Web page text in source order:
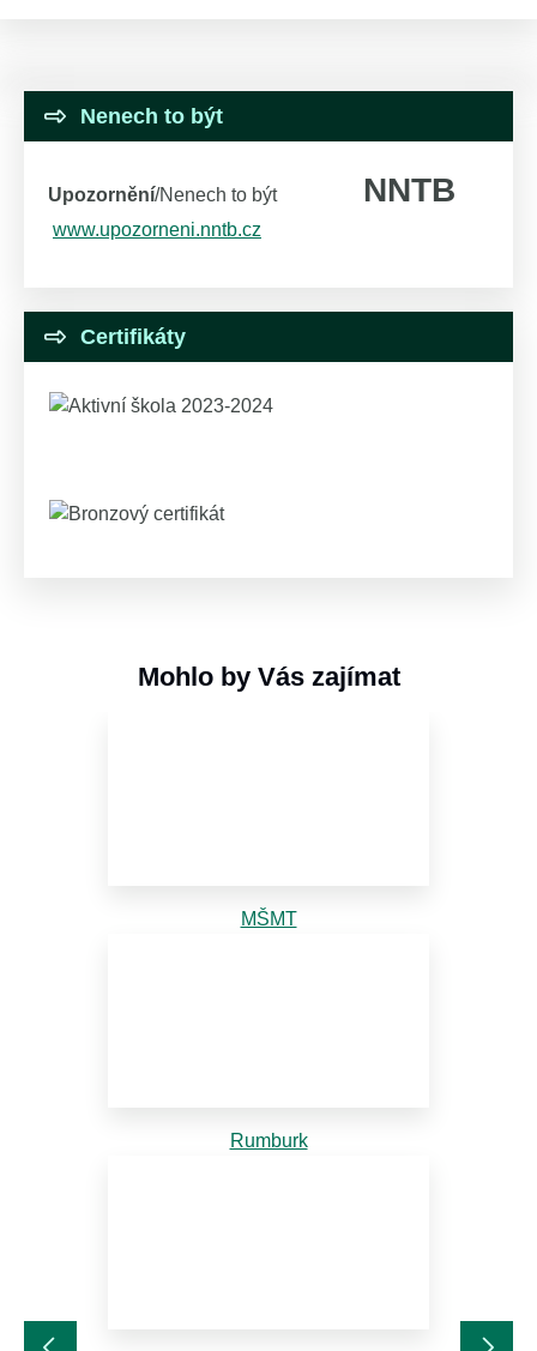
Nenech to být
Upozornění/Nenech to být NNTB
www.upozorneni.nntb.cz
Certifikáty
Mohlo by Vás zajímat
MŠMT
Rumburk